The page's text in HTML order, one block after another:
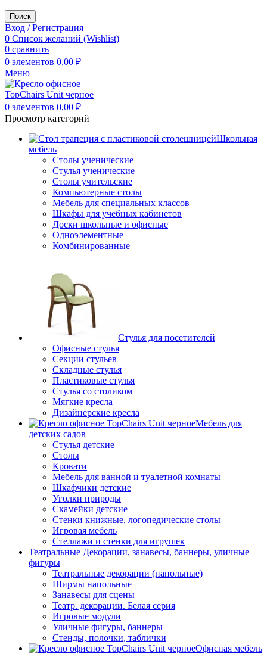
Поиск
Вход / Регистрация
0 Список желаний (Wishlist)
0 сравнить
0 элементов 0,00 ₽
Меню
0 элементов 0,00 ₽
Просмотр категорий
Школьная
мебель
Столы ученические
Стулья ученические
Столы учительские
Компьютерные столы
Мебель для специальных классов
Шкафы для учебных кабинетов
Доски школьные и офисные
Одноэлементные
Комбинированные
Стулья для посетителей
Офисные стулья
Секции стульев
Складные стулья
Пластиковые стулья
Стулья со столиком
Мягкие кресла
Дизайнерские кресла
Мебель для
детских садов
Стулья детские
Столы
Кровати
Мебель для ванной и туалетной комнаты
Шкафчики детские
Уголки природы
Скамейки детские
Стенки книжные, логопедические столы
Игровая мебель
Стеллажи и стенки для игрушек
Театральные Декорации, занавесы, баннеры, уличные
фигуры
Театральные декорации (напольные)
Ширмы напольные
Занавесы для сцены
Театр. декорации. Белая серия
Игровые модули
Уличные фигуры, баннеры
Стенды, полочки, таблички
Офисная мебель